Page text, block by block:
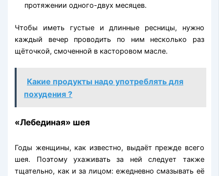
протяжении одного-двух месяцев.
Чтобы иметь густые и длинные ресницы, нужно
каждый вечер проводить по ним несколько раз
щёточкой, смоченной в касторовом масле.
Какие продукты надо употреблять для
похудения ?
«Лебединая» шея
Годы женщины, как известно, выдаёт прежде всего
шея. Поэтому ухаживать за ней следует также
тщательно, как и за лицом: ежедневно смазывать её